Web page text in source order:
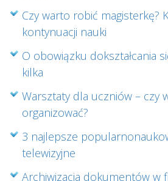
Czy warto robić magisterkę?
kontynuacji nauki
O obowiązku dokształcania
kilka
Warsztaty dla uczniów – czy
organizować?
3 najlepsze
telewizyjne
Archiwizacja dokumentów w